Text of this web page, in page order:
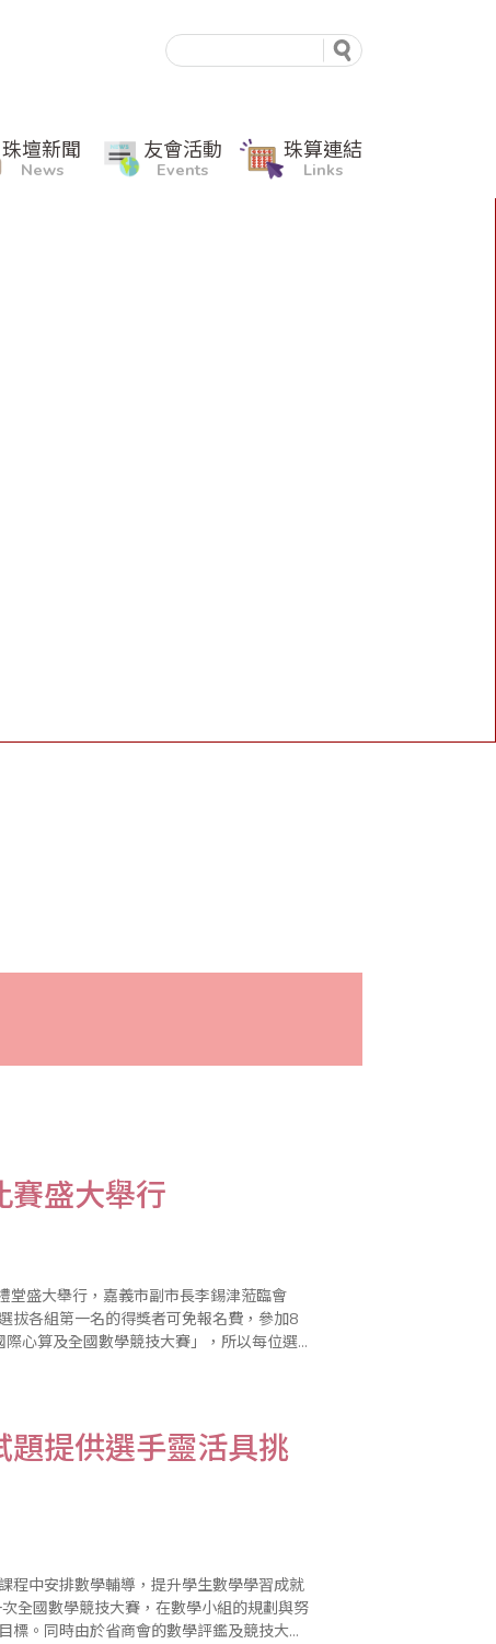
珠壇新聞
News
友會活動
Events
珠算連結
Links
賽盛大舉行
堂盛大舉行，嘉義市副市長李錫津蒞臨會
拔各組第一名的得獎者可免報名費，參加8
心算及全國數學競技大賽」，所以每位選
提供選手靈活具挑
程中安排數學輔導，提升學生數學學習成就
全國數學競技大賽，在數學小組的規劃與努
。同時由於省商會的數學評鑑及競技大賽